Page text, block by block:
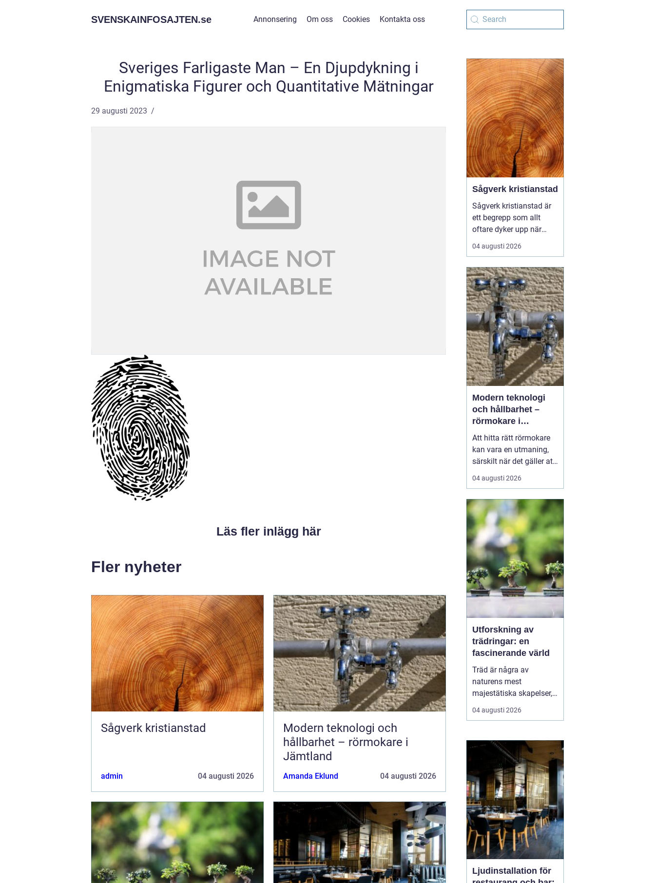
SVENSKAINFOSAJTEN.se Annonsering Om oss Cookies Kontakta oss
Sveriges Farligaste Man – En Djupdykning i
Enigmatiska Figurer och Quantitative Mätningar
29 augusti 2023
Läs fler inlägg här
Fler nyheter
Sågverk kristianstad
admin 04 augusti 2026
Modern teknologi och
hållbarhet – rörmokare i
Jämtland
Amanda Eklund 04 augusti 2026
Sågverk kristianstad
Sågverk kristianstad är
ett begrepp som allt
oftare dyker upp när
husbyggare, snickare
och markägare söker
trävaror i nordöstra
skåne. Områdets långa
tradition av skogsbruk
och hantverk har skapat
en stark bas för sågverk
som k...
04 augusti 2026
Modern teknologi
och hållbarhet –
rörmokare i
Jämtland
Att hitta rätt rörmokare
kan vara en utmaning,
särskilt när det gäller att
välja bland många
erbjudanden på en
Jämtland. Kvalificerade
rörmokare är viktiga för
att s&aum...
04 augusti 2026
Utforskning av
trädringar: en
fascinerande värld
Träd är några av
naturens mest
majestätiska skapelser,
och deras årliga
växande lager kan
historia och omgivning.
04 augusti 2026
Ljudinstallation för